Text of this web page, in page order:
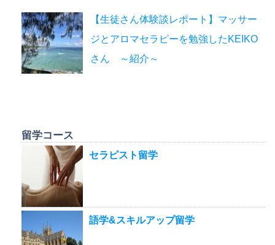
【生徒さん体験談レポート】マッサー
ジとアロマセラピーを勉強したKEIKO
さん ～紹介～
留学コース
セラピスト留学
語学&スキルアップ留学